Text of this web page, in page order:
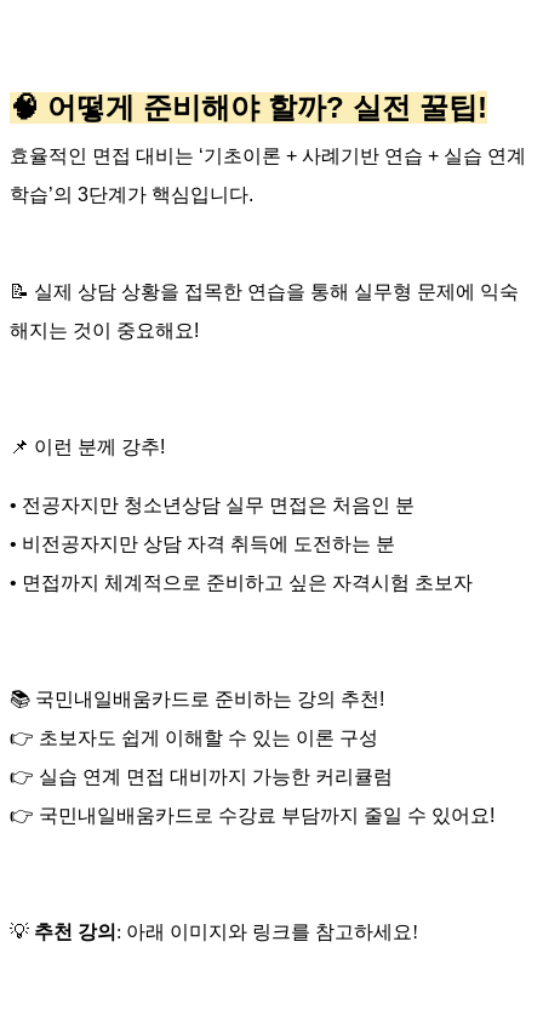
🧠 어떻게 준비해야 할까? 실전 꿀팁!
효율적인 면접 대비는 ‘기초이론 + 사례기반 연습 + 실습 연계
학습’의 3단계가 핵심입니다.
📝 실제 상담 상황을 접목한 연습을 통해 실무형 문제에 익숙
해지는 것이 중요해요!
📌 이런 분께 강추!
• 전공자지만 청소년상담 실무 면접은 처음인 분
• 비전공자지만 상담 자격 취득에 도전하는 분
• 면접까지 체계적으로 준비하고 싶은 자격시험 초보자
📚 국민내일배움카드로 준비하는 강의 추천 !
👉 초보자도 쉽게 이해할 수 있는 이론 구성
👉 실습 연계 면접 대비까지 가능한 커리큘럼
👉 국민내일배움카드로 수강료 부담까지 줄일 수 있어요!
💡 추천 강의 : 아래 이미지와 링크를 참고하세요!